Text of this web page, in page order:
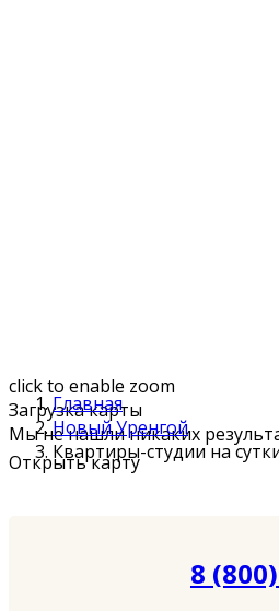
click to enable zoom
Загрузка карты
Мы не нашли никаких
Открыть карту
Главная
Новый Уренгой
Квартиры-студии на
8